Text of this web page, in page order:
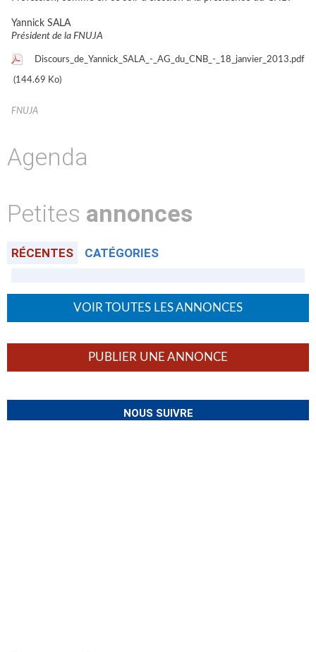
Yannick SALA
Président de la FNUJA
Discours_de_Yannick_SALA_-_AG_du_CNB_-_18_janvier_2013.pdf
(144.69 Ko)
FNUJA
Agenda
Petites annonces
RÉCENTES CATÉGORIES
VOIR TOUTES LES ANNONCES
PUBLIER UNE ANNONCE
NOUS SUIVRE